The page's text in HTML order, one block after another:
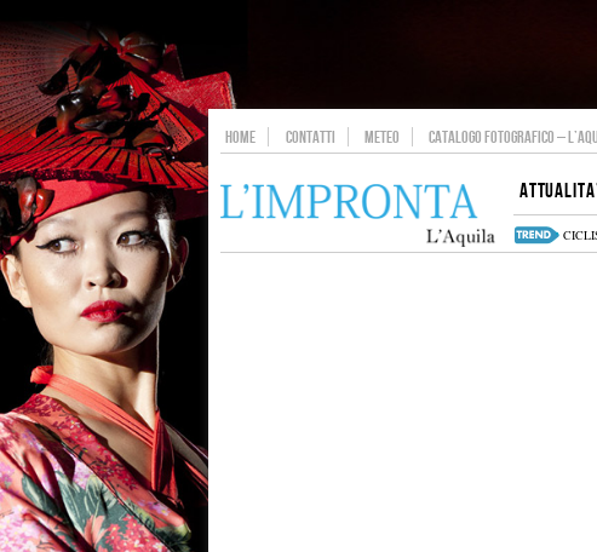
HOME CONTATTI METEO CATALOGO FOTOGRAFICO –